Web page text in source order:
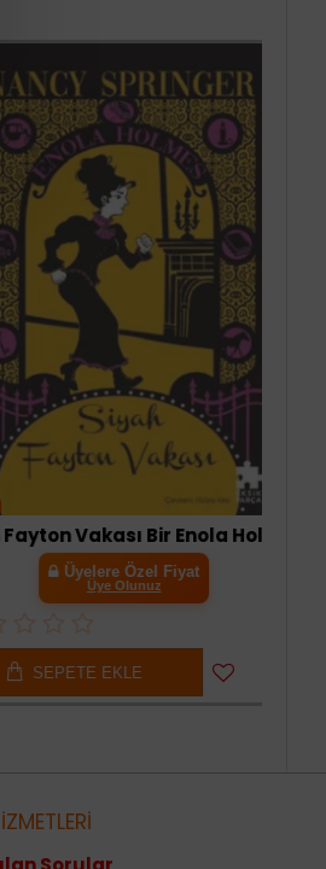
Siyah Fayton Vakası Bir Enola Holmes Gizemi
Üyelere Özel Fiyat
Üye Olunuz
SEPETE EKLE